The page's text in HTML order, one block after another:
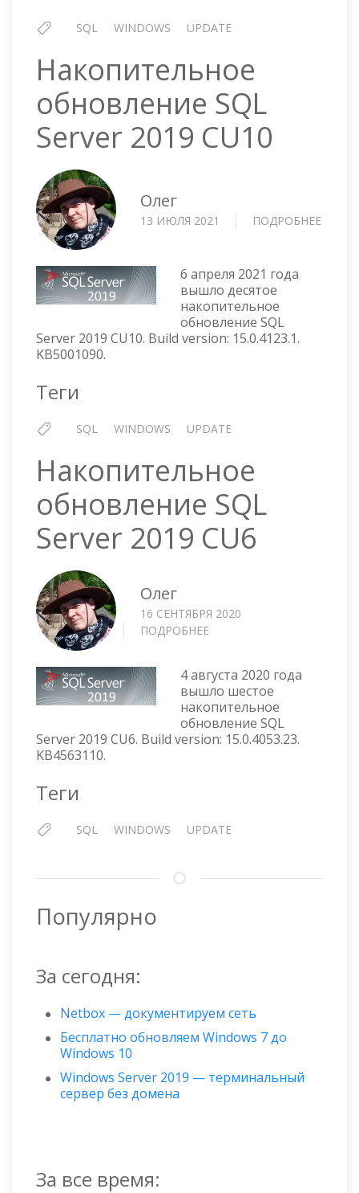
SQL WINDOWS UPDATE
Накопительное
обновление SQL
Server 2019 CU10
Олег
13 ИЮЛЯ 2021 ПОДРОБНЕЕ
6 апреля 2021 года
вышло десятое
накопительное
обновление SQL
Server 2019 CU10. Build version: 15.0.4123.1.
KB5001090.
Теги
SQL WINDOWS UPDATE
Накопительное
обновление SQL
Server 2019 CU6
Олег
16 СЕНТЯБРЯ 2020
ПОДРОБНЕЕ
SQL
SERVER
2019
CU6
4 августа 2020 года
вышло шестое
накопительное
обновление SQL
Server 2019 CU6. Build version: 15.0.4053.23.
KB4563110.
Теги
SQL WINDOWS UPDATE
Популярно
За сегодня:
Netbox — документируем сеть
Бесплатно обновляем Windows 7 до
Windows 10
Windows Server 2019 — терминальный
сервер без домена
За все время: